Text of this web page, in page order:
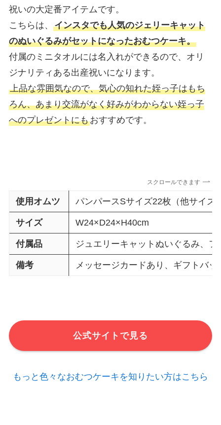
祝いの大定番アイテムです。
こちらは、 インスタでも人気のジェリーキャット
のぬいぐるみがセットになったおむつケーキ。
付属のミニタオルには名入れができるので、オリ
ジナリティある出産祝いになります。
上品な雰囲気なので、気心の知れた姪っ子はもち
ろん、あまり交流がなく好みがわからない姪っ子
へのプレゼントにもおすすめです。
スクロールできます
使用オムツ パンパースSサイズ22枚（他サイズ
サイズ W24×D24×H40cm
付属品 ジュエリーキャットぬいぐるみ、
備考 メッセージカードあり、ギフトバ
公式サイトで見る
もっと色々なおむつケーキを知りたい方はこちら